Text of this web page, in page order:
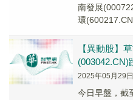
南發展
環
【異動股】
(003042.CN)
2025年05月29
今日早盤，截